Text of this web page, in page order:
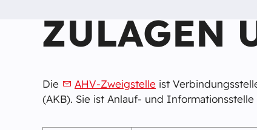
ZULAGEN
Die AHV-Zweigstelle ist
(AKB). Sie ist Anlauf- und